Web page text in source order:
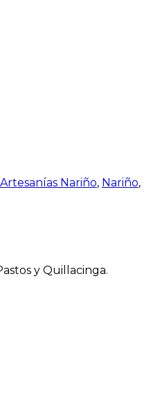
Artesanías Nariño, Nariño,
y Quillacinga.